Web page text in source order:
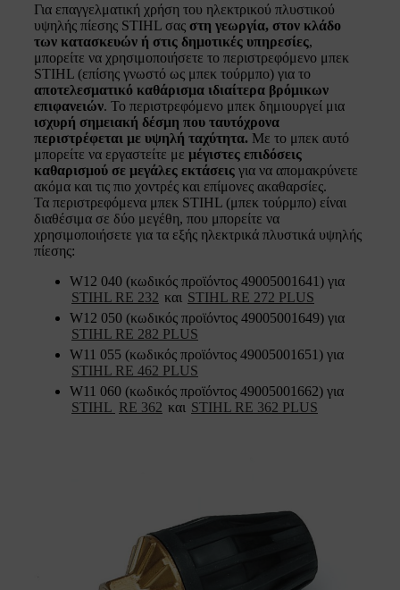
Για επαγγελματική χρήση του ηλεκτρικού πλυστικού
υψηλής πίεσης STIHL σας στη γεωργία, στον κλάδο
των κατασκευών ή στις δημοτικές υπηρεσίες,
μπορείτε να χρησιμοποιήσετε το περιστρεφόμενο μπεκ
STIHL (επίσης γνωστό ως μπεκ τούρμπο) για το
αποτελεσματικό καθάρισμα ιδιαίτερα βρόμικων
επιφανειών. Το περιστρεφόμενο μπεκ δημιουργεί μια
ισχυρή σημειακή δέσμη που ταυτόχρονα
περιστρέφεται με υψηλή ταχύτητα. Με το μπεκ αυτό
μπορείτε να εργαστείτε με μέγιστες επιδόσεις
καθαρισμού σε μεγάλες εκτάσεις για να απομακρύνετε
ακόμα και τις πιο χοντρές και επίμονες ακαθαρσίες.
Τα περιστρεφόμενα μπεκ STIHL (μπεκ τούρμπο) είναι
διαθέσιμα σε δύο μεγέθη, που μπορείτε να
χρησιμοποιήσετε για τα εξής ηλεκτρικά πλυστικά υψηλής
πίεσης:
W12 040 (κωδικός προϊόντος 49005001641) για
STIHL RE 232 και STIHL RE 272 PLUS
W12 050 (κωδικός προϊόντος 49005001649) για
STIHL RE 282 PLUS
W11 055 (κωδικός προϊόντος 49005001651) για
STIHL RE 462 PLUS
W11 060 (κωδικός προϊόντος 49005001662) για
STIHL RE 362 και STIHL RE 362 PLUS